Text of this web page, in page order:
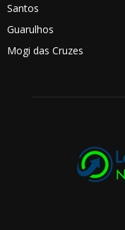
Santos
Guarulhos
Mogi das Cruzes